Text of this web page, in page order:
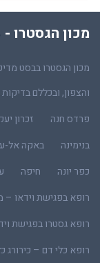
מכון הגסטרו
מכון הגסטרו בבסט
והצפון, ובכללם
פרדס חנה
זכרון
בנימינה
באקה אל-
כפר יונה
חיפה
רופא בפגישת וידאו –
רופא גסטרו בפגישת
רופא כלי דם – כירורג